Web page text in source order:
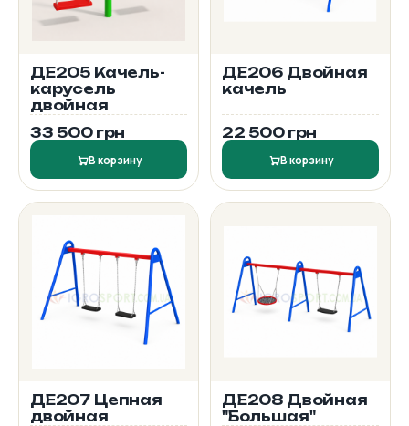
ДЕ205 Качель-
карусель
двойная
33 500 грн
В корзину
ДЕ206 Двойная
качель
22 500 грн
В корзину
ДЕ207 Цепная
двойная
ДЕ208 Двойная
"Большая"